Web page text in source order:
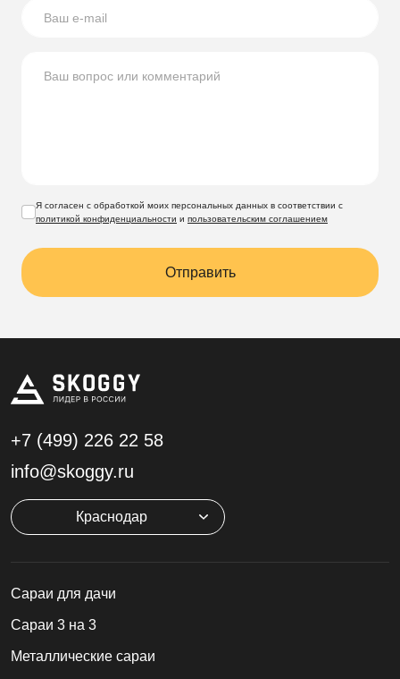
Я согласен с обработкой моих персональных данных в соответствии с
политикой конфиденциальности и пользовательским соглашением
Отправить
+7 (499) 226 22 58
info@skoggy.ru
Краснодар
Cараи для дачи
Сараи 3 на 3
Металлические сараи